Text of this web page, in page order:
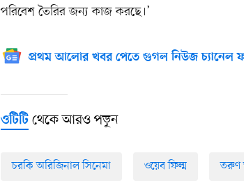
পরিবেশ তৈরির জন্য কাজ করছে।’
প্রথম আলোর খবর পেতে গুগল নিউজ চ্যানেল
ওটিটি থেকে আরও পড়ুন
চরকি অরিজিনাল সিনেমা ওয়েব ফিল্ম তরুণ